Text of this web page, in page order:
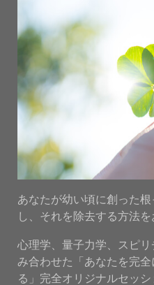
あなたが幼い頃に創った
し、それを除去する方法
心理学、量子力学、スピ
み合わせた「あなたを完
る」完全オリジナルセッ